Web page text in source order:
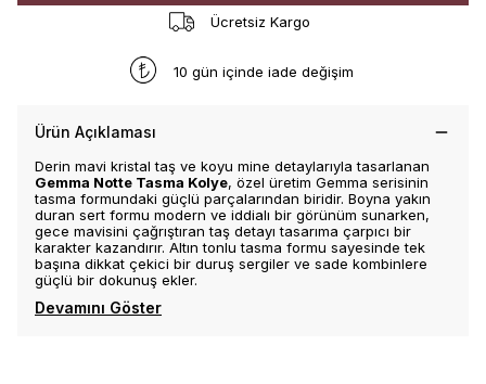
Ücretsiz Kargo
10 gün içinde iade değişim
Ürün Açıklaması
Derin mavi kristal taş ve koyu mine detaylarıyla tasarlanan
Gemma Notte Tasma Kolye, özel üretim Gemma serisinin
tasma formundaki güçlü parçalarından biridir. Boyna yakın
duran sert formu modern ve iddialı bir görünüm sunarken,
gece mavisini çağrıştıran taş detayı tasarıma çarpıcı bir
karakter kazandırır. Altın tonlu tasma formu sayesinde tek
başına dikkat çekici bir duruş sergiler ve sade kombinlere
güçlü bir dokunuş ekler.
Devamını Göster